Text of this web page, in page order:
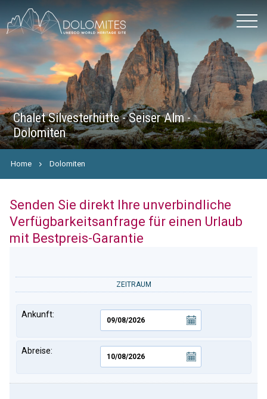
Chalet Silvesterhütte - Seiser Alm -
Dolomiten
Home Dolomiten
Senden Sie direkt Ihre unverbindliche
Verfügbarkeitsanfrage für einen Urlaub
mit Bestpreis-Garantie
ZEITRAUM
Ankunft:
Abreise: